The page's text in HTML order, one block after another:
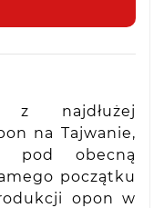
najdłużej
na Tajwanie,
pod obecną
początku
opon w